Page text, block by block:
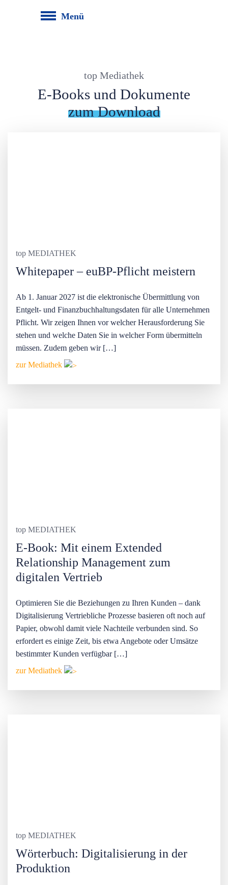
Menü
top Mediathek
E-Books und Dokumente
zum Download
top MEDIATHEK
Whitepaper – euBP-Pflicht meistern
Ab 1. Januar 2027 ist die elektronische Übermittlung von
Entgelt- und Finanzbuchhaltungsdaten für alle Unternehmen
Pflicht. Wir zeigen Ihnen vor welcher Herausforderung Sie
stehen und welche Daten Sie in welcher Form übermitteln
müssen. Zudem geben wir […]
zur Mediathek
top MEDIATHEK
E-Book: Mit einem Extended
Relationship Management zum
digitalen Vertrieb
Optimieren Sie die Beziehungen zu Ihren Kunden – dank
Digitalisierung Vertriebliche Prozesse basieren oft noch auf
Papier, obwohl damit viele Nachteile verbunden sind. So
erfordert es einige Zeit, bis etwa Angebote oder Umsätze
bestimmter Kunden verfügbar […]
zur Mediathek
top MEDIATHEK
Wörterbuch: Digitalisierung in der
Produktion